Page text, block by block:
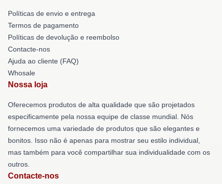
Políticas de envio e entrega
Termos de pagamento
Políticas de devolução e reembolso
Contacte-nos
Ajuda ao cliente (FAQ)
Whosale
Nossa loja
Oferecemos produtos de alta qualidade que são projetados
especificamente pela nossa equipe de classe mundial. Nós
fornecemos uma variedade de produtos que são elegantes e
bonitos. Isso não é apenas para mostrar seu estilo individual,
mas também para você compartilhar sua individualidade com os
outros.
Contacte-nos